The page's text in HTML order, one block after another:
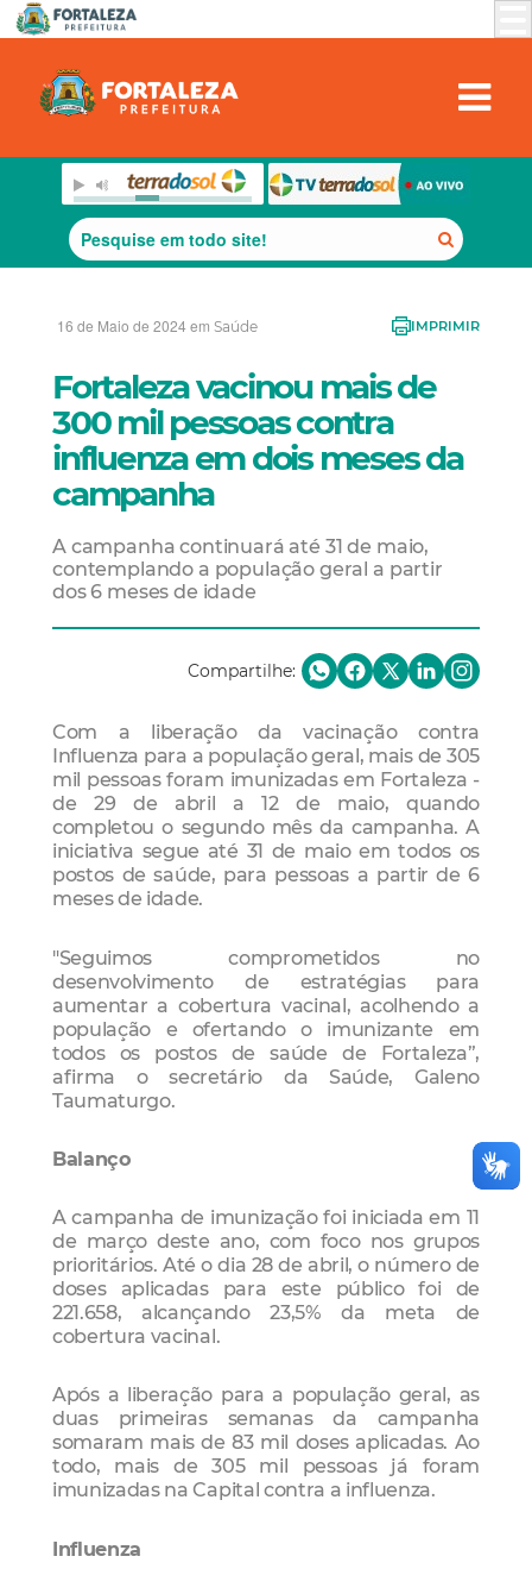
16 de Maio de 2024 em Saúde IMPRIMIR
Fortaleza vacinou mais de
300 mil pessoas contra
influenza em dois meses da
campanha
A campanha continuará até 31 de maio,
contemplando a população geral a partir
dos 6 meses de idade
Compartilhe:
Com a liberação da vacinação contra
Influenza para a população geral, mais de 305
mil pessoas foram imunizadas em Fortaleza -
de 29 de abril a 12 de maio, quando
completou o segundo mês da campanha. A
iniciativa segue até 31 de maio em todos os
postos de saúde, para pessoas a partir de 6
meses de idade.
"Seguimos comprometidos no
desenvolvimento de estratégias para
aumentar a cobertura vacinal, acolhendo a
população e ofertando o imunizante em
todos os postos de saúde de Fortaleza”,
afirma o secretário da Saúde, Galeno
Taumaturgo.
Balanço
A campanha de imunização foi iniciada em 11
de março deste ano, com foco nos grupos
prioritários. Até o dia 28 de abril, o número de
doses aplicadas para este público foi de
221.658, alcançando 23,5% da meta de
cobertura vacinal.
Após a liberação para a população geral, as
duas primeiras semanas da campanha
somaram mais de 83 mil doses aplicadas. Ao
todo, mais de 305 mil pessoas já foram
imunizadas na Capital contra a influenza.
Influenza